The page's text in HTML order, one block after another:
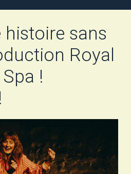
histoire sans
Royal
!